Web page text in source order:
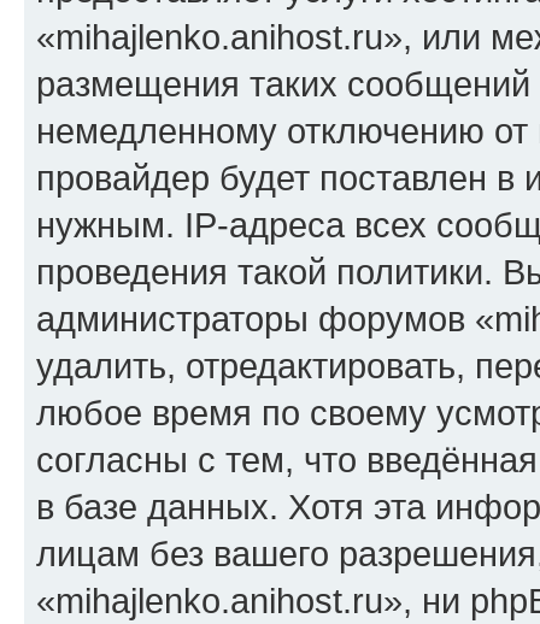
«mihajlenko.anihost.ru», или
размещения таких
немедленному отключению
провайдер будет поставлен в
нужным. IP-адреса всех
проведения такой политики.
администраторы форумов
удалить, отредактировать,
любое время по своему
согласны с тем, что
в базе данных. Хотя эта
лицам без вашего
«mihajlenko.anihost.ru», ни